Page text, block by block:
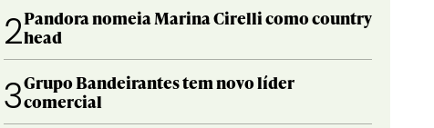
2Pandora nomeia Marina Cirelli como country
head
3Grupo Bandeirantes tem novo líder
comercial